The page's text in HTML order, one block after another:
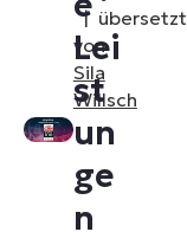
| übersetzt
von
Sila
Willsch
Lei
st
un
ge
n